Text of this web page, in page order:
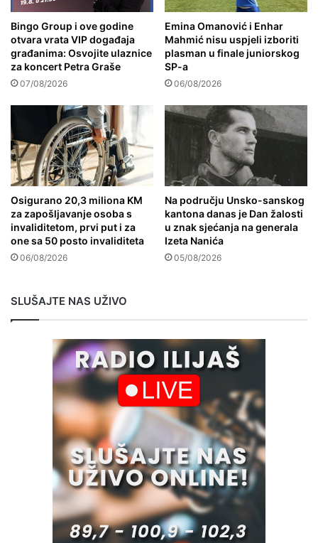
Bingo Group i ove godine
otvara vrata VIP događaja
građanima: Osvojite ulaznice
za koncert Petra Graše
07/08/2026
Emina Omanović i Enhar
Mahmić nisu uspjeli izboriti
plasman u finale juniorskog
SP-a
06/08/2026
Osigurano 20,3 miliona KM
za zapošljavanje osoba s
invaliditetom, prvi put i za
one sa 50 posto invaliditeta
06/08/2026
Na području Unsko-sanskog
kantona danas je Dan žalosti
u znak sjećanja na generala
Izeta Nanića
05/08/2026
SLUŠAJTE NAS UŽIVO